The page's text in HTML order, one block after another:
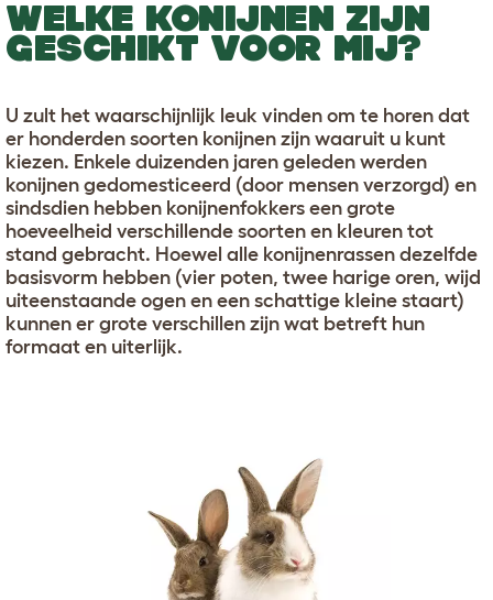
WELKE KONIJNEN ZIJN
GESCHIKT VOOR MIJ?
U zult het waarschijnlijk leuk vinden om te horen dat
er honderden soorten konijnen zijn waaruit u kunt
kiezen. Enkele duizenden jaren geleden werden
konijnen gedomesticeerd (door mensen verzorgd) en
sindsdien hebben konijnenfokkers een grote
hoeveelheid verschillende soorten en kleuren tot
stand gebracht. Hoewel alle konijnenrassen dezelfde
basisvorm hebben (vier poten, twee harige oren, wijd
uiteenstaande ogen en een schattige kleine staart)
kunnen er grote verschillen zijn wat betreft hun
formaat en uiterlijk.